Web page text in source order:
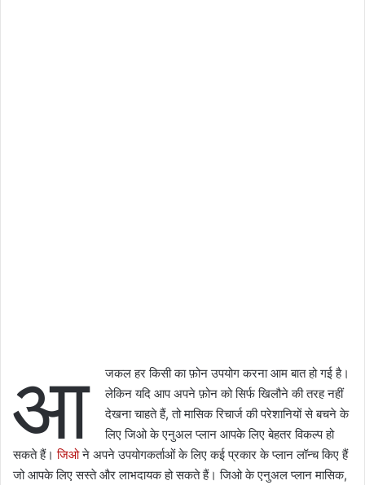
आ
जकल हर किसी का फ़ोन उपयोग करना आम बात हो गई है।
लेकिन यदि आप अपने फ़ोन को सिर्फ खिलौने की तरह नहीं
देखना चाहते हैं, तो मासिक रिचार्ज की परेशानियों से बचने के
लिए जिओ के एनुअल प्लान आपके लिए बेहतर विकल्प हो
सकते हैं।जिओने अपने उपयोगकर्ताओं के लिए कई प्रकार के प्लान लॉन्च किए हैं
जो आपके लिए सस्ते और लाभदायक हो सकते हैं। जिओ के एनुअल प्लान मासिक,